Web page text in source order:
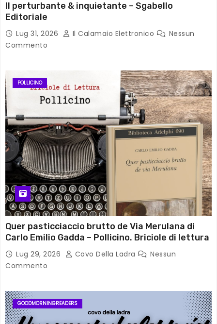
Il perturbante & inquietante – Sgabello
Editoriale
Lug 31, 2026 Il Calamaio Elettronico
Nessun
Commento
POLLICINO
Quer pasticciaccio brutto de Via Merulana di
Carlo Emilio Gadda – Pollicino. Briciole di lettura
Lug 29, 2026 Covo Della Ladra
Nessun
Commento
GOODMORNINGREADERS